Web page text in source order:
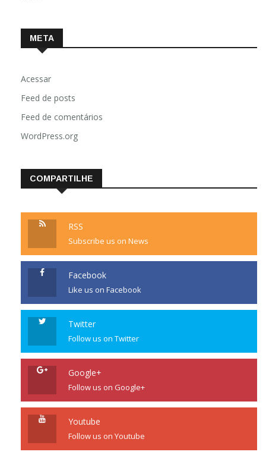
META
Acessar
Feed de posts
Feed de comentários
WordPress.org
COMPARTILHE
RSS
Subscribe us on News
Facebook
Like us on Facebook
Twitter
Follow us on Twitter
Google+
Follow us on Google+
Youtube
Follow us on Youtube